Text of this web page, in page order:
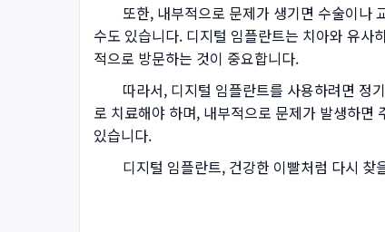
또한, 내부적으로 문제가 생기면 수술이나
수도 있습니다. 디지털 임플란트는 치아와 유사
적으로 방문하는 것이 중요합니다.
따라서, 디지털 임플란트를 사용하려면 정기
로 치료해야 하며, 내부적으로 문제가 발생하면
있습니다.
디지털 임플란트, 건강한 이빨처럼 다시 찾